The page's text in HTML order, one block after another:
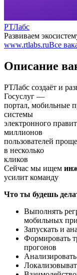
РТЛабс
Развиваем
www.rtlabs.ruВсе
Описание
РТЛабс создаёт и
Госуслуг —
портал, мобильные
системы
электронного
миллионов
пользователей
в несколько
кликов
Сейчас мы ищем
усилит команду
Что ты будешь
Выполнять
мобильных
Запускать и
Формировать
прогонов